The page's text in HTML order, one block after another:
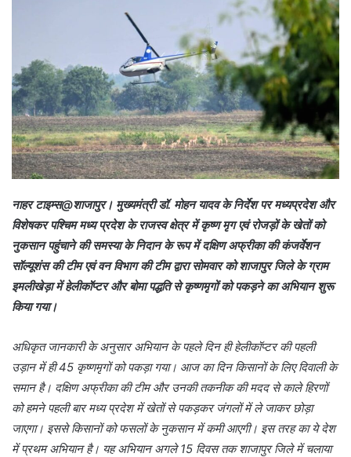
n
m
a
l
नाहर टाइम्स@शाजापुर। मुख्यमंत्री डॉ. मोहन यादव के निर्देश पर मध्यप्रदेश और
विशेषकर पश्चिम मध्य प्रदेश के राजस्व क्षेत्र में कृष्ण मृग एवं रोजड़ों के खेतों को
नुकसान पहुंचाने की समस्या के निदान के रूप में दक्षिण अफ्रीका की कंजर्वेशन
सॉल्यूशंस की टीम एवं वन विभाग की टीम द्वारा सोमवार को शाजापुर जिले के ग्राम
इमलीखेड़ा में हेलीकॉप्टर और बोमा पद्धति से कृष्णमृगों को पकड़ने का अभियान शुरू
किया गया।
अधिकृत जानकारी के अनुसार अभियान के पहले दिन ही हेलीकॉप्टर की पहली
उड़ान में ही 45 कृष्णमृगों को पकड़ा गया। आज का दिन किसानों के लिए दिवाली के
समान है। दक्षिण अफ्रीका की टीम और उनकी तकनीक की मदद से काले हिरणों
को हमने पहली बार मध्य प्रदेश में खेतों से पकड़कर जंगलों में ले जाकर छोड़ा
जाएगा। इससे किसानों को फसलों के नुकसान में कमी आएगी। इस तरह का ये देश
में प्रथम अभियान है। यह अभियान अगले 15 दिवस तक शाजापुर जिले में चलाया